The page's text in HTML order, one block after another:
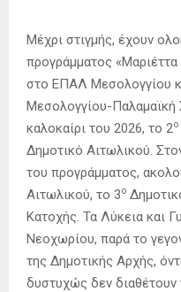
Μέχρι στιγμής, έχουν
προγράμματος
στο ΕΠΑΛ Μεσολογγίου
Μεσολογγίου-Παλαμαϊκή
καλοκαίρι του 2026, το 2ο
Δημοτικό Αιτωλικού.
του προγράμματος,
Αιτωλικού, το 3ο
Κατοχής. Τα Λύκεια και
Νεοχωρίου, παρά το
της Δημοτικής Αρχής,
δυστυχώς δεν διαθέτουν